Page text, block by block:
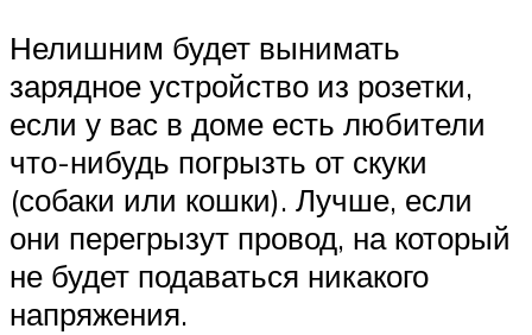
Нелишним будет вынимать
зарядное устройство из розетки,
если у вас в доме есть любители
что-нибудь погрызть от скуки
(собаки или кошки). Лучше, если
они перегрызут провод, на который
не будет подаваться никакого
напряжения.